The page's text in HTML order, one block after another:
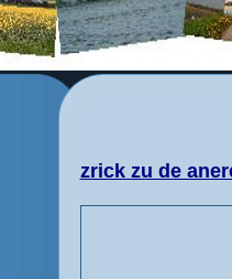
zrick zu de